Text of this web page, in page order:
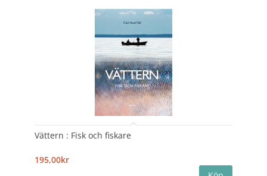
Vättern : Fisk och fiskare
195,00kr